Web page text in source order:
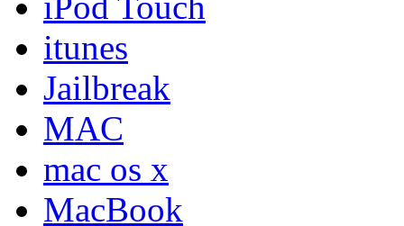
itunes
Jailbreak
MAC
mac os x
MacBook